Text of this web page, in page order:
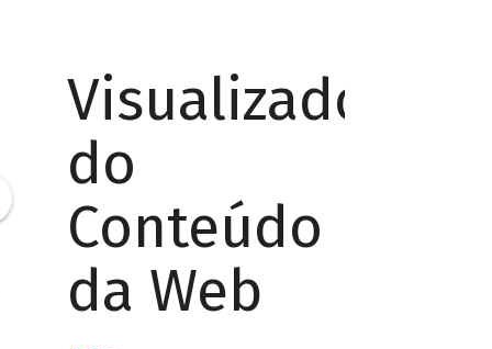
Visualizador
do
Conteúdo
da Web